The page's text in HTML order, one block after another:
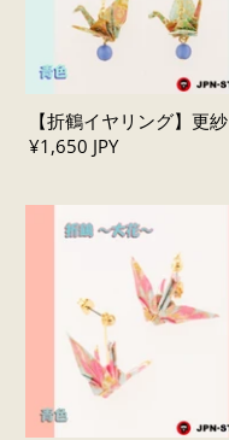
【折鶴イヤリング】更紗
¥1,650 JPY